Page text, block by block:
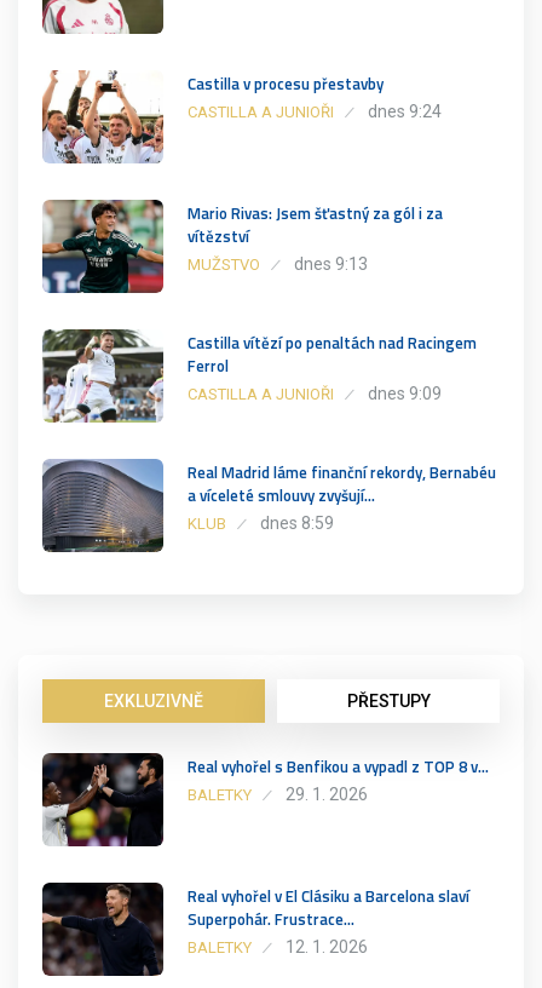
Castilla v procesu přestavby
CASTILLA A JUNIOŘI dnes 9:24
Mario Rivas: Jsem šťastný za gól i za
vítězství
MUŽSTVO dnes 9:13
Castilla vítězí po penaltách nad Racingem
Ferrol
CASTILLA A JUNIOŘI dnes 9:09
Real Madrid láme finanční rekordy, Bernabéu
a víceleté smlouvy zvyšují…
KLUB dnes 8:59
EXKLUZIVNĚ PŘESTUPY
Real vyhořel s Benfikou a vypadl z TOP 8 v…
BALETKY 29. 1. 2026
Real vyhořel v El Clásiku a Barcelona slaví
Superpohár. Frustrace…
BALETKY 12. 1. 2026